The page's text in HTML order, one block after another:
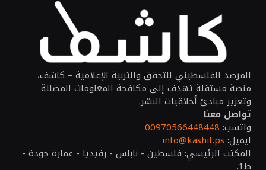
المرصد الفلسطيني للتحقق والتربية الإعلامية – كاشف،
منصة مستقلة تهدف إلى مكافحة المعلومات المضللة
وتعزيز مبادئ أخلاقيات النشر.
تواصل معنا
واتسب: 00970566448448
ايميل: info@kashif.ps
المكتب الرئيسي: فلسطين - نابلس - رفيديا - عمارة جودة -
ط1.